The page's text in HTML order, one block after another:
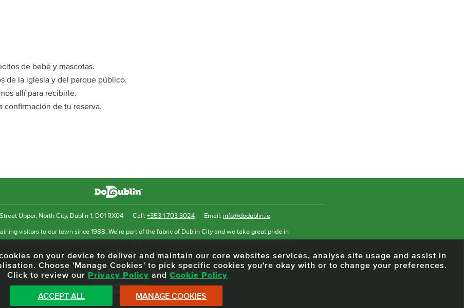
de bebé y mascotas.
de la iglesia y del parque público.
allí para recibirle.
confirmación de tu reserva.
Upper, North City, Dublin 1, D01 RX04 Call: +353 1 703 3024 Email: info@dodublin.ie
visitors to our town since 1988. We're part of the fabric of Dublin City and we take great pride in
as she evolves.
© 2013 - 2026 DoDublin. All Rights Reserved. Privacy Policy Terms & Conditions
Front Desk Login
on your device to deliver and maintain our core websites services, analyse site usage and assist in
Choose 'Manage Cookies' to pick specific cookies you're okay with or to change your preferences.
Click to review our
Privacy Policy and Cookie Policy
ACCEPT ALL MANAGE COOKIES